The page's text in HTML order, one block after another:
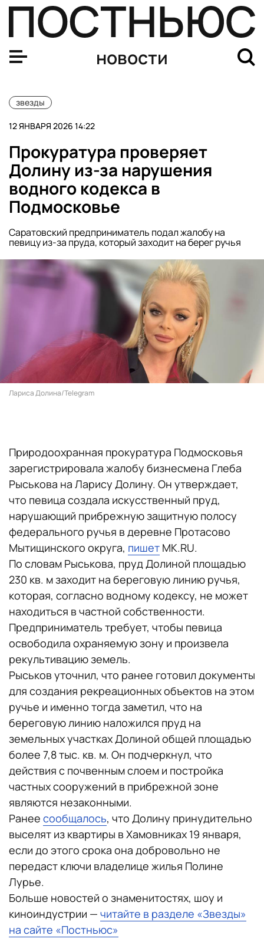
новости
звезды
12 ЯНВАРЯ 2026 14:22
Прокуратура проверяет
Долину из-за нарушения
водного кодекса в
Подмосковье
Саратовский предприниматель подал жалобу на
певицу из-за пруда, который заходит на берег ручья
Лариса Долина/Telegram
Природоохранная прокуратура Подмосковья
зарегистрировала жалобу бизнесмена Глеба
Рыськова на Ларису Долину. Он утверждает,
что певица создала искусственный пруд,
нарушающий прибрежную защитную полосу
федерального ручья в деревне Протасово
Мытищинского округа, пишет MK.RU.
По словам Рыськова, пруд Долиной площадью
230 кв. м заходит на береговую линию ручья,
которая, согласно водному кодексу, не может
находиться в частной собственности.
Предприниматель требует, чтобы певица
освободила охраняемую зону и произвела
рекультивацию земель.
Рыськов уточнил, что ранее готовил документы
для создания рекреационных объектов на этом
ручье и именно тогда заметил, что на
береговую линию наложился пруд на
земельных участках Долиной общей площадью
более 7,8 тыс. кв. м. Он подчеркнул, что
действия с почвенным слоем и постройка
частных сооружений в прибрежной зоне
являются незаконными.
Ранее сообщалось, что Долину принудительно
выселят из квартиры в Хамовниках 19 января,
если до этого срока она добровольно не
передаст ключи владелице жилья Полине
Лурье.
Больше новостей о знаменитостях, шоу и
киноиндустрии — читайте в разделе «Звезды»
на сайте «Постньюс»
Осудившие СВО Агутин и Варум выступят в День